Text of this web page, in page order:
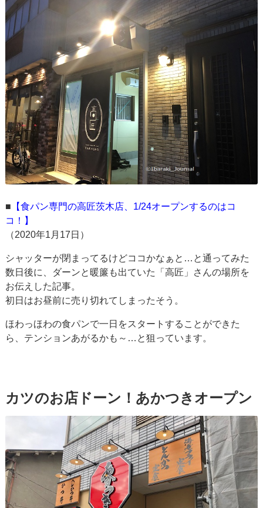
■ 【食パン専門の高匠茨木店、1/24オープンするのはコ
コ！】
（2020年1月17日）
シャッターが閉まってるけどココかなぁと…と通ってみた
数日後に、ダーンと暖簾も出ていた「高匠」さんの場所を
お伝えした記事。
初日はお昼前に売り切れてしまったそう。
ほわっほわの食パンで一日をスタートすることができた
ら、テンションあがるかも～…と狙っています。
カツのお店ドーン！あかつきオープン